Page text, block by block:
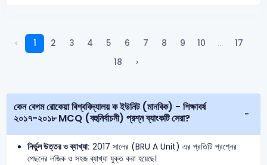
‹ 1 2 3 4 5 6 7 8 9 10 ...
17
18
›
কেন বেগম রোকেয়া বিশ্ববিদ্যালয় ক ইউনিট (মানবিক) - শিক্ষাবর্ষ
২০১৭-২০১৮ MCQ (বহুনির্বাচনী) প্রশ্ন ব্যাংকটি সেরা?
নির্ভুল উত্তর ও ব্যাখ্যা: 2017 সালের (BRU A Unit) এর প্রতিটি প্রশ্নের
পেছনের লজিক ও সহজ ব্যাখ্যা যুক্ত করা হয়েছে।